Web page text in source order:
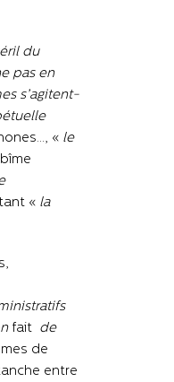
du
pas en
s’agitent-
« le
« la
fait de
de
entre